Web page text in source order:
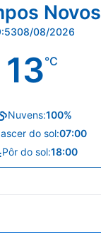
Novos
08/08/2026
13°C
Nuvens:100%
do sol:07:00
Pôr do sol:18:00